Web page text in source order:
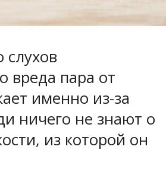
вреда пара от
именно из-за
ничего не знают о
из которой он